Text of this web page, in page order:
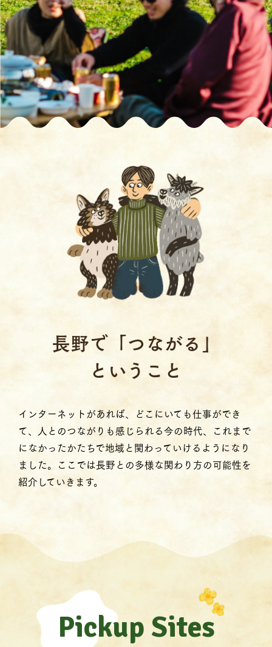
⻑野で「つながる」
ということ
インターネットがあれば、どこにいても仕事ができ
て、人とのつながりも感じられる今の時代、これまで
になかったかたちで地域と関わっていけるようになり
ました。ここでは長野との多様な関わり方の可能性を
紹介していきます。
Pickup Sites